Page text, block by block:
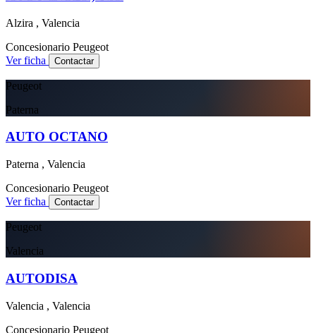
Alzira , Valencia
Concesionario Peugeot
Ver ficha
Contactar
Peugeot
Paterna
AUTO OCTANO
Paterna , Valencia
Concesionario Peugeot
Ver ficha
Contactar
Peugeot
Valencia
AUTODISA
Valencia , Valencia
Concesionario Peugeot